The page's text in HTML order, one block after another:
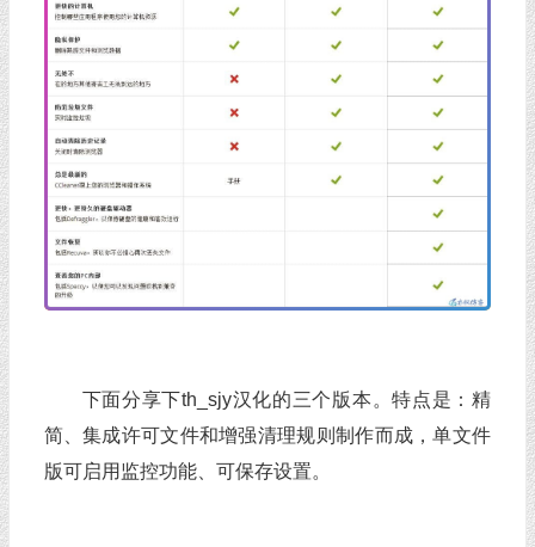
下面分享下th_sjy汉化的三个版本。特点是：精
简、集成许可文件和增强清理规则制作而成，单文件
版可启用监控功能、可保存设置。